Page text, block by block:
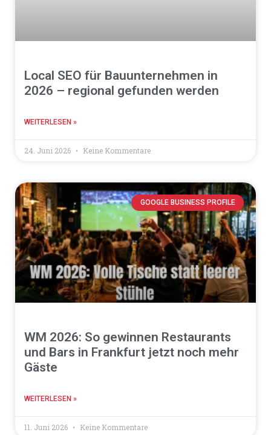
Local SEO für Bauunternehmen in
2026 – regional gefunden werden
WEITERLESEN »
24. Juni 2026 Keine Kommentare
GOOGLE BUSINESS PROFILE
WM 2026: So gewinnen Restaurants
und Bars in Frankfurt jetzt noch mehr
Gäste
WEITERLESEN »
11. Juni 2026 Keine Kommentare